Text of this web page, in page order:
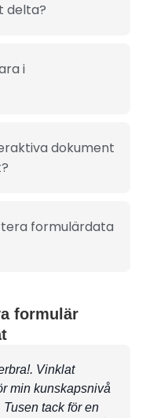
formulär
Vinklat
min kunskapsnivå
tack för en
delta?
i
dokument
formulärdata